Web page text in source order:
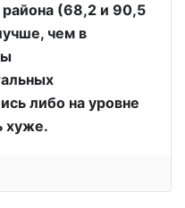
района (68,2 и 90,5
чем в
либо на уровне
хуже.